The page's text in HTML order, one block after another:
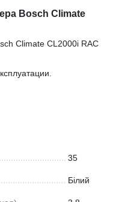
Bosch Climate
Climate CL2000i RAC
35
Білий